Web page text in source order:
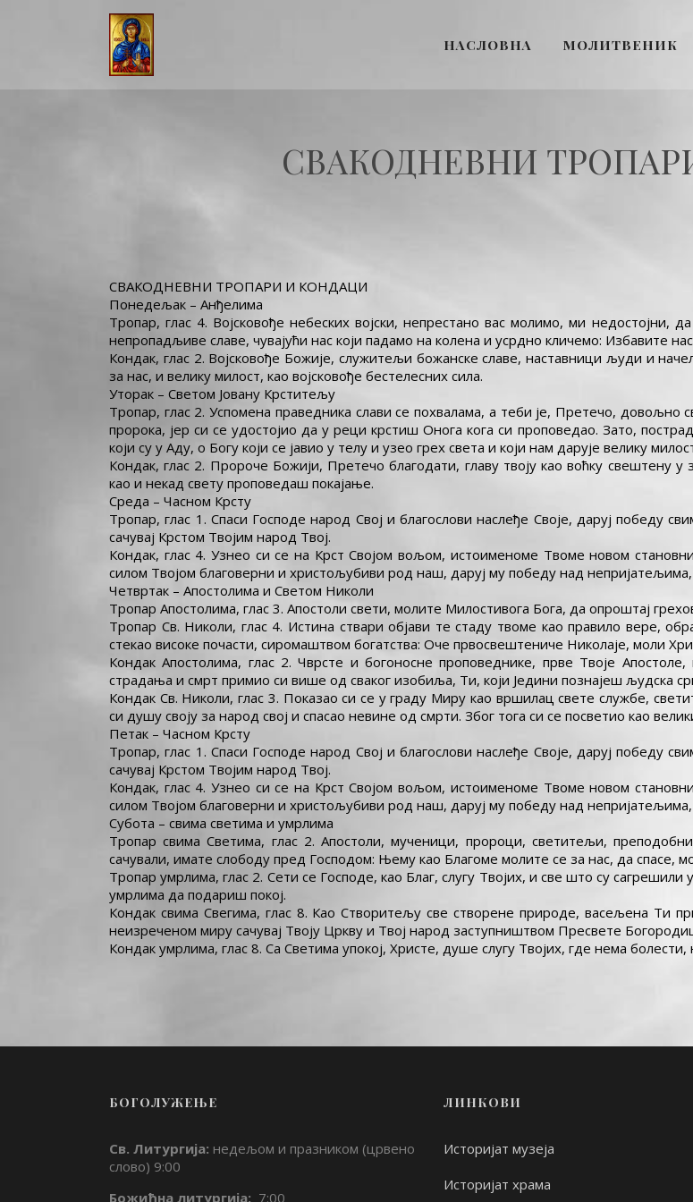
НАСЛОВНА МОЛИТВЕНИК
СВАКОДНЕВНИ
СВАКОДНЕВНИ ТРОПАРИ И КОНДАЦИ
Понедељак – Анђелима
Тропар, глас 4. Војсковође небеских војски, непрестано вас молимо, ми
непропадљиве славе, чувајући нас који падамо на колена и усрдно кличемо: Избавите
Кондак, глас 2. Војсковође Божије, служитељи божанске славе, наставници људи и
за нас, и велику милост, као војсковође бестелесних сила.
Уторак – Светом Јовану Крститељу
Тропар, глас 2. Успомена праведника слави се похвалама, а теби је, Претечо, довољно
пророка, јер си се удостојио да у реци крстиш Онога кога си проповедао. Зато,
који су у Аду, о Богу који се јавио у телу и узео грех света и који нам дарује велику
Кондак, глас 2. Пророче Божији, Претечо благодати, главу твоју као воћку
као и некад свету проповедаш покајање.
Среда – Часном Крсту
Тропар, глас 1. Спаси Господе народ Свој и благослови наслеђе Своје, даруј
сачувај Крстом Твојим народ Твој.
Кондак, глас 4. Узнео си се на Крст Својом вољом, истоименоме Твоме новом
силом Твојом благоверни и христољубиви род наш, даруј му победу над
Четвртак – Апостолима и Светом Николи
Тропар Апостолима, глас 3. Апостоли свети, молите Милостивога Бога, да опроштај
Тропар Св. Николи, глас 4. Истина ствари објави те стаду твоме као правило вере,
стекао високе почасти, сиромаштвом богатства: Оче првосвештениче Николаје, моли
Кондак Апостолима, глас 2. Чврсте и богоносне проповеднике, прве Твоје
страдања и смрт примио си више од сваког изобиља, Ти, који Једини познајеш људска
Кондак Св. Николи, глас 3. Показао си се у граду Миру као вршилац свете службе,
си душу своју за народ свој и спасао невине од смрти. Због тога си се посветио као
Петак – Часном Крсту
Тропар, глас 1. Спаси Господе народ Свој и благослови наслеђе Своје, даруј
сачувај Крстом Твојим народ Твој.
Кондак, глас 4. Узнео си се на Крст Својом вољом, истоименоме Твоме новом
силом Твојом благоверни и христољубиви род наш, даруј му победу над
Субота – свима светима и умрлима
Тропар свима Светима, глас 2. Апостоли, мученици, пророци, светитељи,
сачували, имате слободу пред Господом: Њему као Благоме молите се за нас, да спасе,
Тропар умрлима, глас 2. Сети се Господе, као Благ, слугу Твојих, и све што су
умрлима да подариш покој.
Кондак свима Свегима, глас 8. Као Створитељу све створене природе, васељена Ти
неизреченом миру сачувај Твоју Цркву и Твој народ заступништвом Пресвете
Кондак умрлима, глас 8. Са Светима упокој, Христе, душе слугу Твојих, где нема
БОГОЛУЖЕЊЕ
Св. Литургија: недељом и празником (црвено
слово) 9:00
Божићна литургија: 7:00
ЛИНКОВИ
Историјат музеја
Историјат храма